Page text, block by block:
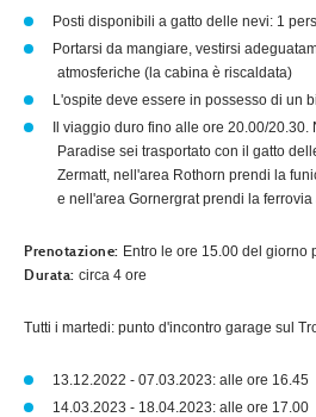
Posti disponibili a gatto delle nevi: 1
Portarsi da mangiare, vestirsi
atmosferiche (la cabina è riscaldata)
L'ospite deve essere in possesso di un
Il viaggio duro fino alle ore 20.00/20.30.
Paradise sei trasportato con il gatto
Zermatt, nell'area Rothorn prendi la
e nell'area Gornergrat prendi la
Prenotazione: Entro le ore 15.00 del giorno
Durata: circa 4 ore
Tutti i martedi: punto d'incontro garage sul
13.12.2022 - 07.03.2023: alle ore 16.45
14.03.2023 - 18.04.2023: alle ore 17.00